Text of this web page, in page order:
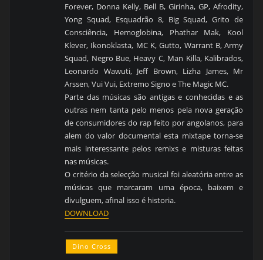
Forever, Donna Kelly, Bell B, Girinha, GP, Afrodity,
Yong Squad, Esquadrão 8, Big Squad, Grito de
Consciência, Hemoglobina, Phathar Mak, Kool
Klever, Ikonoklasta, MC K, Gutto, Warrant B, Army
Squad, Negro Bue, Heavy C, Man Killa, Kalibrados,
Leonardo Wawuti, Jeff Brown, Lizha James, Mr
Arssen, Vui Vui, Extremo Signo e The Magic MC.
Parte das músicas são antigas e conhecidas e as
outras nem tanta pelo menos pela nova geração
de consumidores do rap feito por angolanos, para
alem do valor documental esta mixtape torna-se
mais interessante pelos remixs e misturas feitas
nas músicas.
O critério da selecção musical foi aleatória entre as
músicas que marcaram uma época, baixem e
divulguem, afinal isso é historia.
DOWNLOAD
Dino Cross